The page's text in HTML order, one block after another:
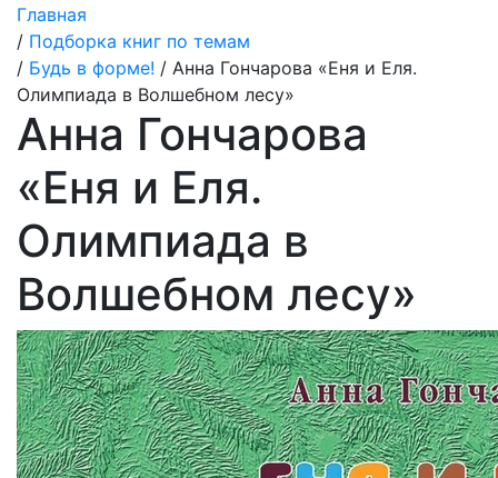
Главная
/ Подборка книг по темам
/ Будь в форме! / Анна Гончарова «Еня и Еля.
Олимпиада в Волшебном лесу»
Анна Гончарова
«Еня и Еля.
Олимпиада в
Волшебном лесу»